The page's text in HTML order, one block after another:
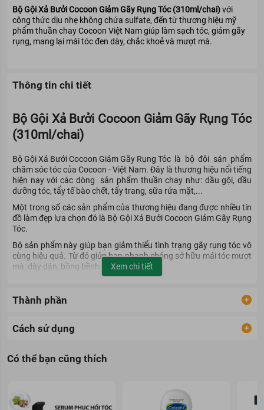
Bộ Gội Xả Bưởi Cocoon Giảm Gãy Rụng Tóc (310ml/chai)với
công thức dịu nhẹ không chứa sulfate, đến từ thương hiệu mỹ
phẩm thuần chay Cocoon Việt Nam giúp làm sạch tóc, giảm gãy
rụng, mang lại mái tóc đen dày, chắc khoẻ và mượt mà.
Thông tin chi tiết
Bộ Gội Xả Bưởi Cocoon Giảm Gãy Rụng Tóc
(310ml/chai)
Bộ Gội Xả Bưởi Cocoon Giảm Gãy Rụng Tóc là bộ đôi sản phẩm
chăm sóc tóc của Cocoon - Việt Nam. Đây là thương hiệu nổi tiếng
hiện nay với các dòng sản phẩm thuần chay như: dầu gội, dầu
dưỡng tóc, tẩy tế bào chết, tẩy trang, sữa rửa mặt,...
Một trong số các sản phẩm của thương hiệu đang được nhiều tín
đồ làm đẹp lựa chọn đó là Bộ Gội Xả Bưởi Cocoon Giảm Gãy Rụng
Tóc.
Bộ sản phẩm này giúp bạn giảm thiểu tình trạng gãy rụng tóc vô
cùng hiệu quả. Từ đó giúp bạn nhanh chóng sở hữu mái tóc mượt
mà, dày dặn, bồng bềnh như mong muốn.
Gãy Rụng Tóc (310ml/chai)
Dầu Gội Bưởi Cocoon có chứa thành phần hoạt chất được chiết
gội này thường xuyên sẽ giúp tóc giảm tình trạng bị gãy rụng, khô
bộ sản phẩm chăm sóc tóc
bạn sẽ thấy tóc trở nên dày dặn hơn, óng ả hơn rõ rệt.
Xem chi tiết
Thành phần
Cách sử dụng
Có thể bạn cũng thích